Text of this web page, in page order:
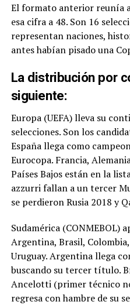
El formato anterior reunía
esa cifra a 48. Son 16
representan naciones,
antes habían pisado una
La distribución por
siguiente:
Europa (UEFA) lleva su
selecciones. Son los
España llega como
Eurocopa. Francia,
Países Bajos están en la
azzurri fallan a un tercer
se perdieron Rusia 2018 y
Sudamérica (CONMEBOL)
Argentina, Brasil,
Uruguay. Argentina llega
buscando su tercer título.
Ancelotti (primer técnico
regresa con hambre de su